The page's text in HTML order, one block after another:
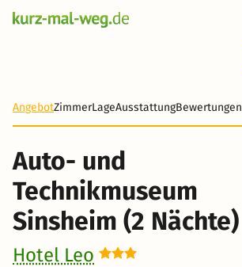
AngebotZimmerLageAusstattungBewertungen
Auto- und
Technikmuseum
Sinsheim (2 Nächte)
Hotel Leo